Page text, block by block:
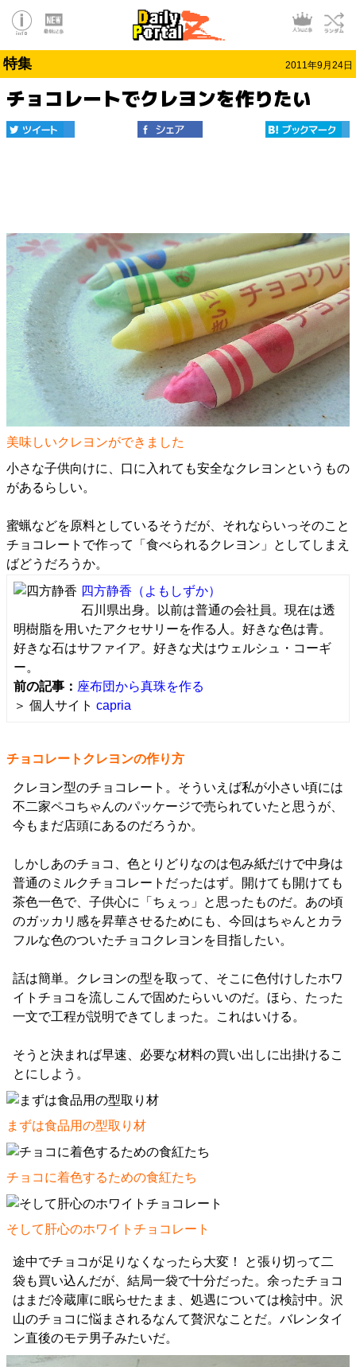
特集 2011年9月24日
チョコレートでクレヨンを作りたい
美味しいクレヨンができました
小さな子供向けに、口に入れても安全なクレヨンというもの
があるらしい。
蜜蝋などを原料としているそうだが、それならいっそのこと
チョコレートで作って「食べられるクレヨン」としてしまえ
ばどうだろうか。
四方静香 （よもしずか）
石川県出身。以前は普通の会社員。現在は透
明樹脂を用いたアクセサリーを作る人。好きな色は青。
好きな石はサファイア。好きな犬はウェルシュ・コーギ
ー。
前の記事： 座布団から真珠を作る
＞ 個人サイト capria
チョコレートクレヨンの作り方
クレヨン型のチョコレート。そういえば私が小さい頃には
不二家ペコちゃんのパッケージで売られていたと思うが、
今もまだ店頭にあるのだろうか。
しかしあのチョコ、色とりどりなのは包み紙だけで中身は
普通のミルクチョコレートだったはず。開けても開けても
茶色一色で、子供心に「ちぇっ」と思ったものだ。あの頃
のガッカリ感を昇華させるためにも、今回はちゃんとカラ
フルな色のついたチョコクレヨンを目指したい。
話は簡単。クレヨンの型を取って、そこに色付けしたホワ
イトチョコを流しこんで固めたらいいのだ。ほら、たった
一文で工程が説明できてしまった。これはいける。
そうと決まれば早速、必要な材料の買い出しに出掛けるこ
とにしよう。
まずは食品用の型取り材
チョコに着色するための食紅たち
そして肝心のホワイトチョコレート
途中でチョコが足りなくなったら大変！ と張り切って二
袋も買い込んだが、結局一袋で十分だった。余ったチョコ
はまだ冷蔵庫に眠らせたまま、処遇については検討中。沢
山のチョコに悩まされるなんて贅沢なことだ。バレンタイ
ン直後のモテ男子みたいだ。